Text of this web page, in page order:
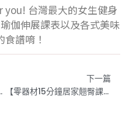
台灣最大的女生健身
伽伸展課表以及各式美味
食譜唷！
？對抗流感四步驟
下一篇
【零器材15分鐘居家翹臀課表】IG健身網紅都在做的超簡單省時蜜桃臀訓練！